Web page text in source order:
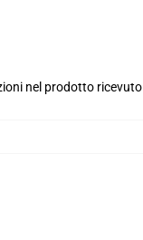
nel prodotto ricevuto